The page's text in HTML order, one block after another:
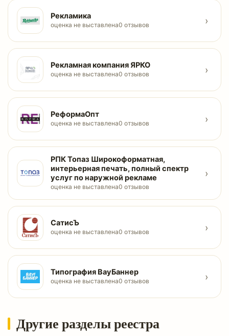
Рекламика
оценка не выставлена0 отзывов ›
Рекламная компания ЯРКО
оценка не выставлена0 отзывов ›
РеформаОпт
оценка не выставлена0 отзывов ›
РПК Топаз Широкоформатная,
интерьерная печать, полный спектр
услуг по наружной рекламе
оценка не выставлена0 отзывов
›
СатисЪ
оценка не выставлена0 отзывов ›
Типография ВауБаннер
оценка не выставлена0 отзывов ›
Другие разделы реестра